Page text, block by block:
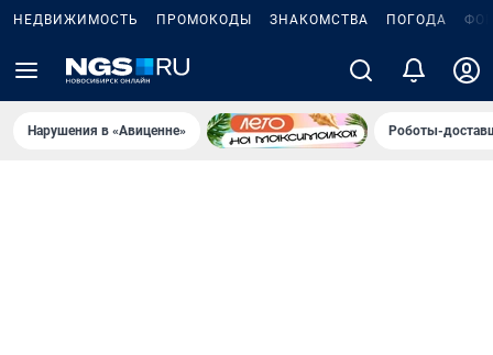
НЕДВИЖИМОСТЬ ПРОМОКОДЫ ЗНАКОМСТВА ПОГОДА
Нарушения в «Авиценне» Роботы-